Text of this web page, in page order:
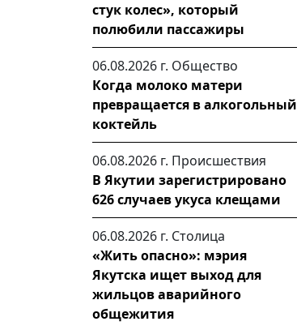
стук колес», который
полюбили пассажиры
06.08.2026 г. Общество
Когда молоко матери
превращается в алкогольный
коктейль
06.08.2026 г. Происшествия
В Якутии зарегистрировано
626 случаев укуса клещами
06.08.2026 г. Столица
«Жить опасно»: мэрия
Якутска ищет выход для
жильцов аварийного
общежития